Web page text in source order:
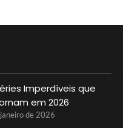
Imperdíveis que
em 2026
de 2026